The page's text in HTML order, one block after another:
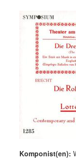
Komponist(en):